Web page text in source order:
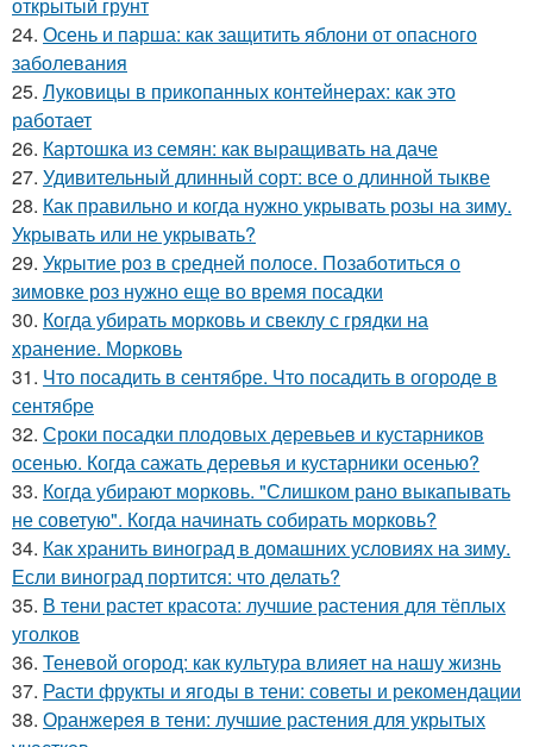
открытый грунт
24. Осень и парша: как защитить яблони от опасного
заболевания
25. Луковицы в прикопанных контейнерах: как это
работает
26. Картошка из семян: как выращивать на даче
27. Удивительный длинный сорт: все о длинной тыкве
28. Как правильно и когда нужно укрывать розы на зиму.
Укрывать или не укрывать?
29. Укрытие роз в средней полосе. Позаботиться о
зимовке роз нужно еще во время посадки
30. Когда убирать морковь и свеклу с грядки на
хранение. Морковь
31. Что посадить в сентябре. Что посадить в огороде в
сентябре
32. Сроки посадки плодовых деревьев и кустарников
осенью. Когда сажать деревья и кустарники осенью?
33. Когда убирают морковь. "Слишком рано выкапывать
не советую". Когда начинать собирать морковь?
34. Как хранить виноград в домашних условиях на зиму.
Если виноград портится: что делать?
35. В тени растет красота: лучшие растения для тёплых
уголков
36. Теневой огород: как культура влияет на нашу жизнь
37. Расти фрукты и ягоды в тени: советы и рекомендации
38. Оранжерея в тени: лучшие растения для укрытых